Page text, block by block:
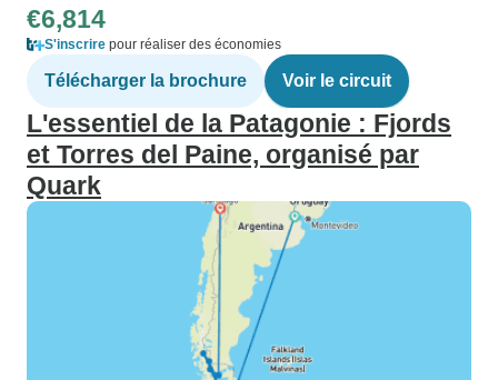
€6,814
S'inscrire pour réaliser des économies
Télécharger la brochure Voir le circuit
L'essentiel de la Patagonie : Fjords
et Torres del Paine, organisé par
Quark